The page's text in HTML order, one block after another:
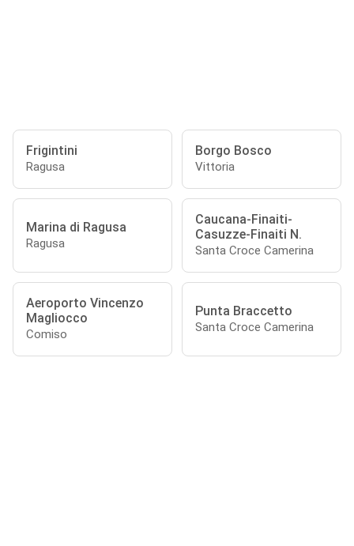
Frigintini
Ragusa
Borgo Bosco
Vittoria
Marina di Ragusa
Ragusa
Caucana-Finaiti-
Casuzze-Finaiti N.
Santa Croce Camerina
Aeroporto Vincenzo
Magliocco
Comiso
Punta Braccetto
Santa Croce Camerina